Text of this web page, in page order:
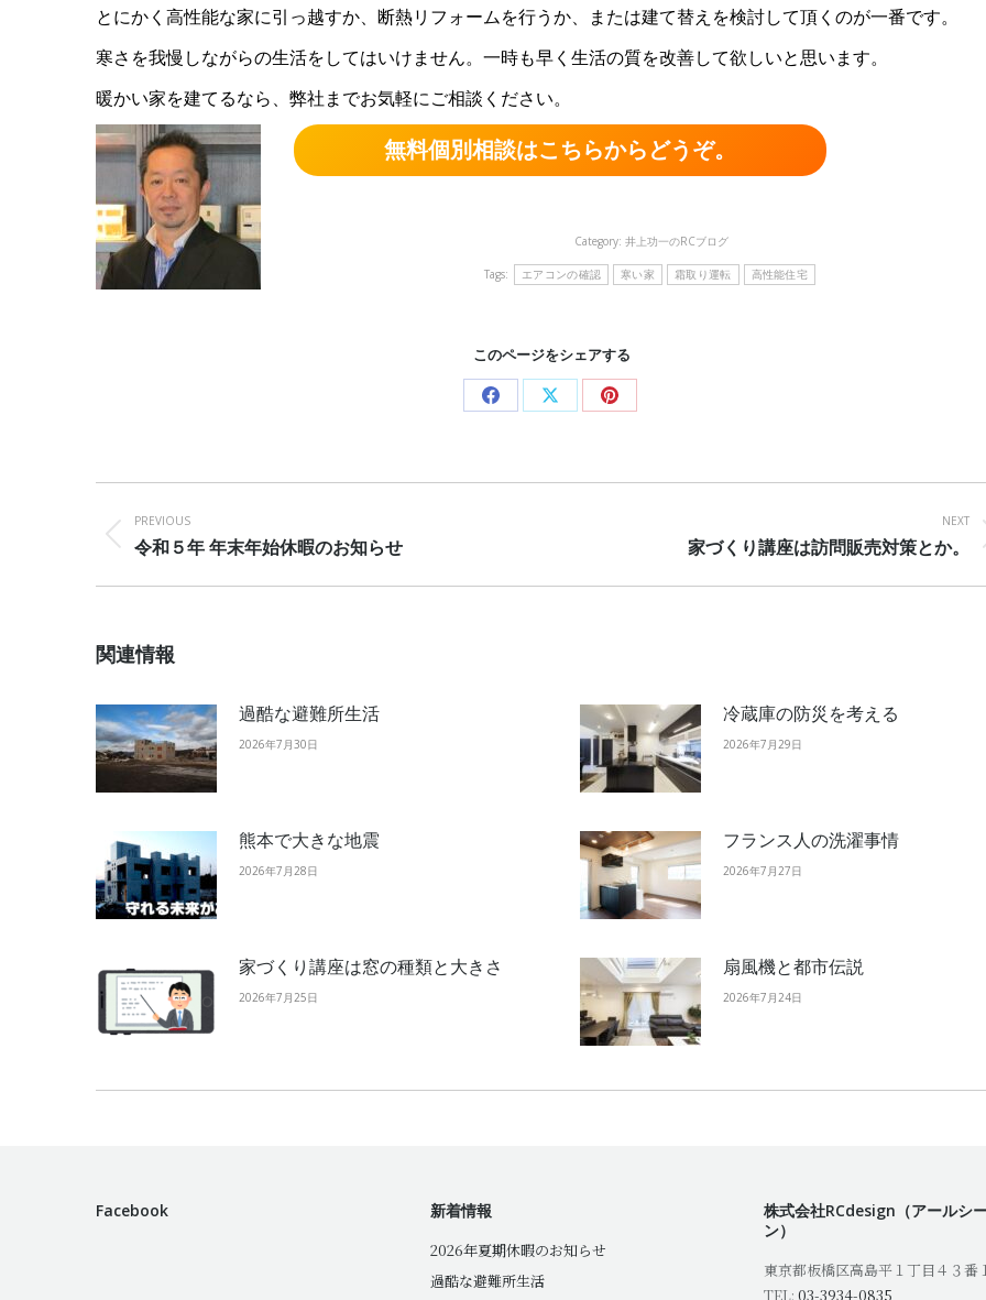
とにかく高性能な家に引っ越すか、断熱リフォームを行うか、または建て替えを検討して頂くのが一番です。
寒さを我慢しながらの生活をしてはいけません。一時も早く生活の質を改善して欲しいと思います。
暖かい家を建てるなら、弊社までお気軽にご相談ください。
無料個別相談はこちらからどうぞ。
Category: 井上功一のRCブログ
Tags: エアコンの確認 寒い家 霜取り運転 高性能住宅
このページをシェアする
Share Share Share
navigation
PREVIOUS
Previous
令和５年 年末年始休暇のお知らせ
NEXT
家づくり講座は訪問販売対策とか。
関連情報
過酷な避難所生活
2026年7月30日
冷蔵庫の防災を考える
2026年7月29日
熊本で大きな地震
2026年7月28日
フランス人の洗濯事情
2026年7月27日
家づくり講座は窓の種類と大きさ
2026年7月25日
扇風機と都市伝説
2026年7月24日
Facebook
新着情報
2026年夏期休暇のお知らせ
過酷な避難所生活
株式会社RCdesign（アールシ
ン）
東京都板橋区高島平１丁目４３番
TEL: 03-3934-0835